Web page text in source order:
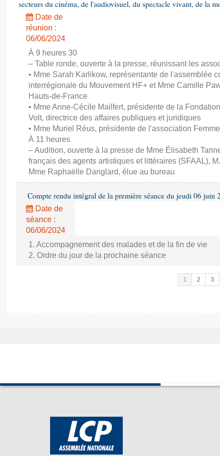
secteurs du cinéma, de l'audiovisuel, du spectacle vivant, de la
Date de
réunion :
06/06/2024
À 9 heures 30
– Table ronde, ouverte à la presse, réunissant les
• Mme Sarah Karlikow, représentante de l'assemblée
interrégionale du Mouvement HF+ et Mme Camille
Hauts-de-France
• Mme Anne-Cécile Mailfert, présidente de la
Volt, directrice des affaires publiques et juridiques
• Mme Muriel Réus, présidente de l'association
À 11 heures
– Audition, ouverte à la presse de Mme Élisabeth
français des agents artistiques et littéraires (SFAAL),
Mme Raphaëlle Danglard, élue au bureau
Compte rendu intégral de la première séance du jeudi 06 juin
Date de
séance :
06/06/2024
1. Accompagnement des malades et de la fin de vie
2. Ordre du jour de la prochaine séance
1 2 3